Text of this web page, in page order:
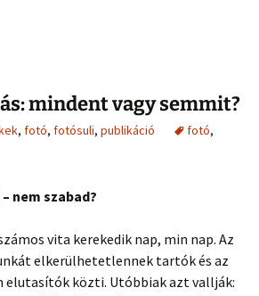
mindent vagy semmit?
, fotó, fotósuli, publikáció fotó,
nem szabad?
vita kerekedik nap, min nap. Az
elkerülhetetlennek tartók és az
elutasítók közti. Utóbbiak azt vallják: